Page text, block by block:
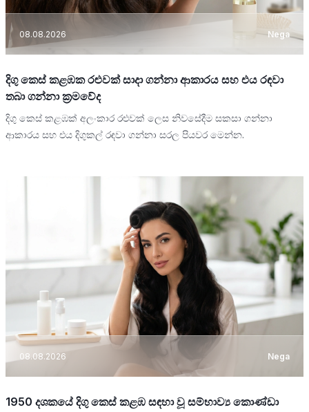
08.08.2026 Nega
දිගු කෙස් කළඹක රළුවක් සාදා ගන්නා ආකාරය සහ එය රඳවා
තබා ගන්නා ක්‍රමවේද
දිගු කෙස් කළඹක් අලංකාර රළුවක් ලෙස නිවසේදීම සකසා ගන්නා
ආකාරය සහ එය දිගුකල් රඳවා ගන්නා සරල පියවර මෙන්න.
08.08.2026 Nega
1950 දශකයේ දිගු කෙස් කළඹ සඳහා වූ සම්භාව්‍ය කොණ්ඩා